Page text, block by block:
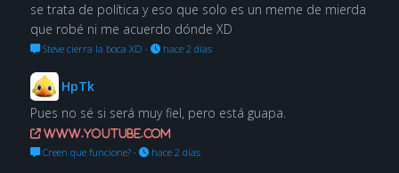
se trata de política y eso que solo es un meme de mierda
que robé ni me acuerdo dónde XD
Steve cierra la boca XD · hace 2 días
HpTk
Pues no sé si será muy fiel, pero está guapa.
www.youtube.com
Creen que funcione?· hace 2 días